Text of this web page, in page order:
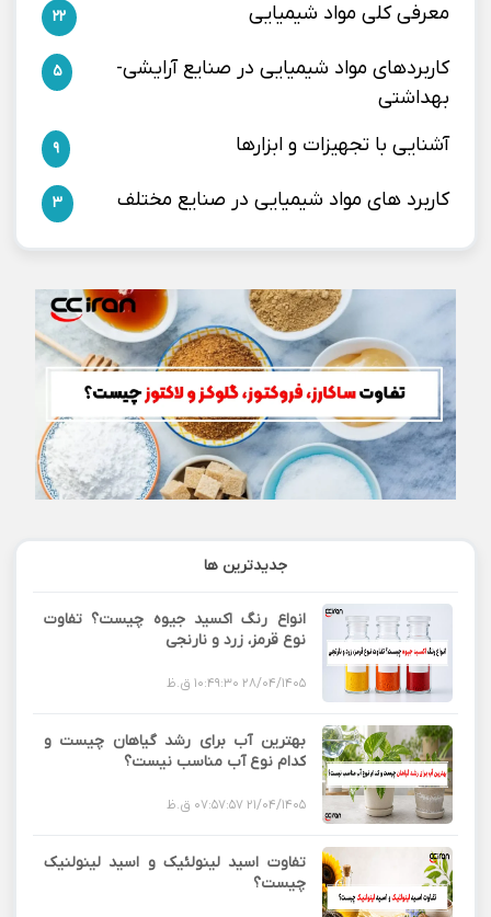
معرفی کلی مواد شیمیایی 22
کاربردهای مواد شیمیایی در صنایع آرایشی-
بهداشتی
5
آشنایی با تجهیزات و ابزارها 9
کاربرد های مواد شیمیایی در صنایع مختلف 3
جدیدترین ها
انواع رنگ اکسید جیوه چیست؟ تفاوت
نوع قرمز، زرد و نارنجی
28/04/1405 10:49:30 ق.ظ
بهترین آب برای رشد گیاهان چیست و
کدام نوع آب مناسب نیست؟
21/04/1405 07:57:57 ق.ظ
تفاوت اسید لینولئیک و اسید لینولنیک
چیست؟